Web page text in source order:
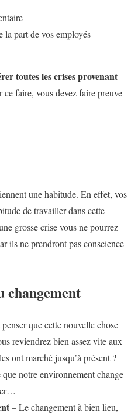
la part de vos employés
toutes les crises provenant
ce faire, vous devez faire preuve
une habitude. En effet, vos
de travailler dans cette
grosse crise vous ne pourrez
ils ne prendront pas conscience
changement
que cette nouvelle chose
reviendrez bien assez vite aux
ont marché jusqu’à présent ?
notre environnement change
– Le changement à bien lieu,